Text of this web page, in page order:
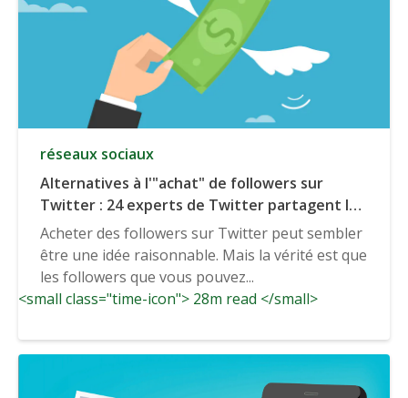
réseaux sociaux
Alternatives à l'"achat" de followers sur
Twitter : 24 experts de Twitter partagent les
méthodes les plus intelligentes pour
augmenter votre nombre de followers.
Acheter des followers sur Twitter peut sembler
être une idée raisonnable. Mais la vérité est que
les followers que vous pouvez...
<small class="time-icon"> 28m read </small>